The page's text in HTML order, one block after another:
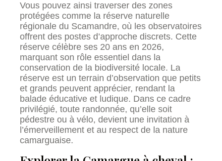
Vous pouvez ainsi traverser des zones
protégées comme la réserve naturelle
régionale du Scamandre, où les observatoires
offrent des postes d’approche discrets. Cette
réserve célèbre ses 20 ans en 2026,
marquant son rôle essentiel dans la
conservation de la biodiversité locale. La
réserve est un terrain d’observation que petits
et grands peuvent apprécier, rendant la
balade éducative et ludique. Dans ce cadre
privilégié, toute randonnée, qu’elle soit
pédestre ou à vélo, devient une invitation à
l’émerveillement et au respect de la nature
camarguaise.